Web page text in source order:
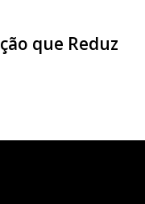
que Reduz